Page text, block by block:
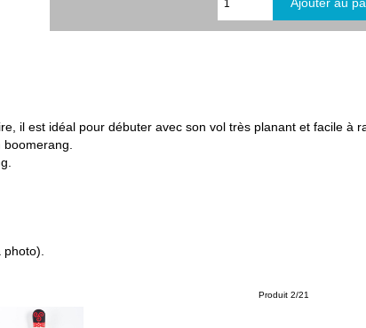
il est idéal pour débuter avec son vol très planant et facile à
Produit 2/21